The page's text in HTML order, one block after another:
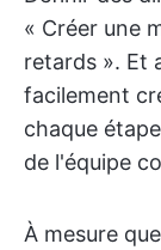
« Créer une
retards ». Et
facilement
chaque
de l'équipe
À mesure